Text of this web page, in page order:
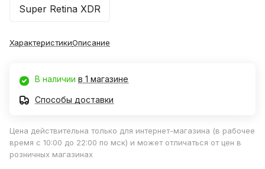
Super Retina XDR
ХарактеристикиОписание
В наличии в 1 магазине
Способы доставки
Цена действительна только для интернет-магазина (в рабочее
время с 10:00 до 22:00 по мск) и может отличаться от цен в
розничных магазинах